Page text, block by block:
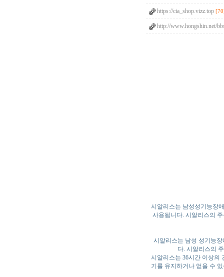
https://cia_shop.vizz.top
http://www.hongshin.net/
시알리스는 남성성기능장
사용됩니다. 시알리스의
시알리스는 남성 성기능
다. 시알리스의
시알리스는 36시간 이상의
기를 유지하거나 얻을 수